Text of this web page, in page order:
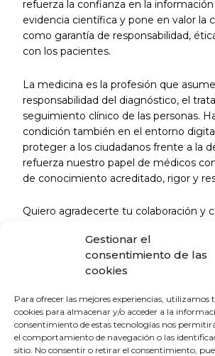
Gestionar el
consentimiento de las
cookies
Para ofrecer las mejores experiencias, utilizamos
cookies para almacenar y/o acceder a la
consentimiento de estas tecnologías nos
el comportamiento de navegación o las
sitio. No consentir o retirar el consentimiento,
refuerza la confianza en la información
evidencia científica y pone en valor la
como garantía de responsabilidad,
con los pacientes.
La medicina es la profesión que
responsabilidad del diagnóstico, el
seguimiento clínico de las personas.
condición también en el entorno
proteger a los ciudadanos frente a la
refuerza nuestro papel de médicos
de conocimiento acreditado, rigor y
Quiero agradecerte tu colaboración y
protección del ciudadano.
programación con una
sexualidad y suelo pélvico
personas mayores
4 de agosto de 2026